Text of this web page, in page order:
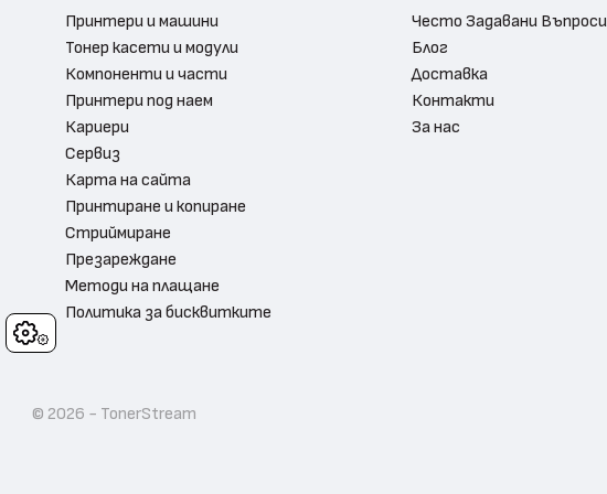
Cookies
Принтери и машини
Тонер касети и модули
Компоненти и части
Принтери под наем
Кариери
Сервиз
Карта на сайта
Принтиране и копиране
Стриймиране
Презареждане
Методи на плащане
Политика за бисквитките
Често Задавани Въпроси
Блог
Доставка
Контакти
За нас
© 2026 - TonerStream